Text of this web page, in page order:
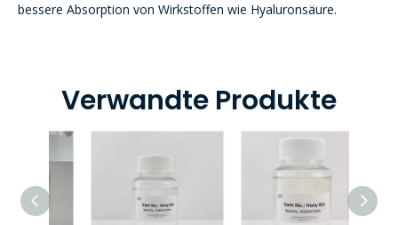
bessere Absorption von Wirkstoffen wie Hyaluronsäure.
Verwandte Produkte